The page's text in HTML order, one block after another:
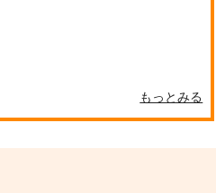
もっとみる